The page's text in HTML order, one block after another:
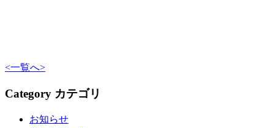
<一覧へ>
Category カテゴリ
お知らせ